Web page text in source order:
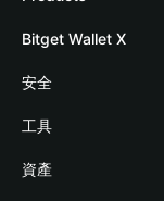
部落格
學院
加密資訊
幫助中心
Crypto Card
Stablecoin Earn
Payfi Crypto
Crypto Swap API
Bitget Wallet X
開發者文件
連接錢包
Bitget Wallet Pay
安全
風險保障基金
安全防護技術
工具
快捷買幣
資產